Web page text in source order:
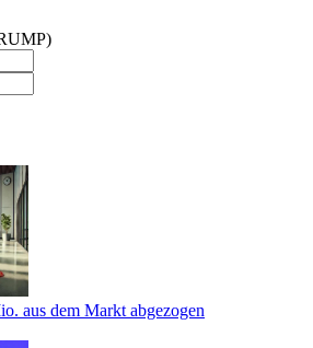
aus dem Markt abgezogen